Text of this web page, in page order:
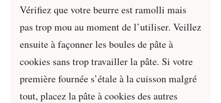
Vérifiez que votre beurre est ramolli mais
pas trop mou au moment de l’utiliser. Veillez
ensuite à façonner les boules de pâte à
cookies sans trop travailler la pâte. Si votre
première fournée s’étale à la cuisson malgré
tout, placez la pâte à cookies des autres